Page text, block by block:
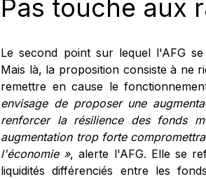
Pas touche aux
Le second point sur lequel l'AFG
Mais là, la proposition consiste à ne
remettre en cause le
envisage de proposer une
renforcer la résilience des fonds
augmentation trop forte
l'économie », alerte l'AFG. Elle se
liquidités différenciés entre les